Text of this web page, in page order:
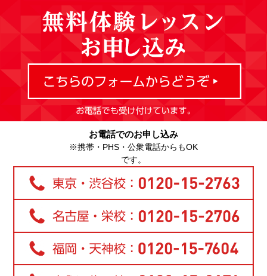
お電話でのお申し込み
※携帯・PHS・公衆電話からもOK
です。